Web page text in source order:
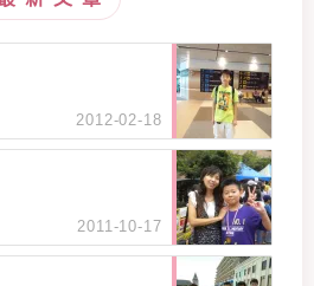
2012-02-18
2011-10-17